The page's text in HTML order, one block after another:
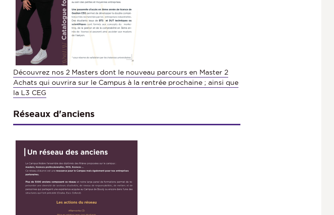
Découvrez nos 2 Masters dont le nouveau parcours en Master 2
Achats qui ouvrira sur le Campus à la rentrée prochaine ; ainsi que
la L3 CEG
Réseaux d'anciens